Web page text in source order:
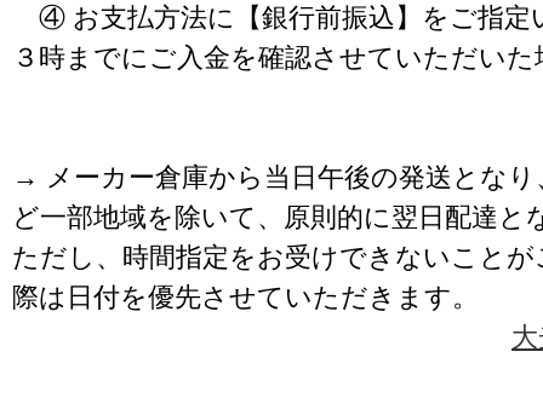
④ お支払方法に【銀行前振込】をご指定
３時までにご入金を確認させていただいた
→ メーカー倉庫から当日午後の発送となり
ど一部地域を除いて、原則的に翌日配達と
ただし、時間指定をお受けできないこと
際は日付を優先させていただきます。